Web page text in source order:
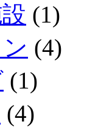
(1)
(4)
(1)
(4)